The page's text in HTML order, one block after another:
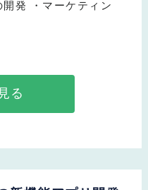
開発 ・マーケティン
る